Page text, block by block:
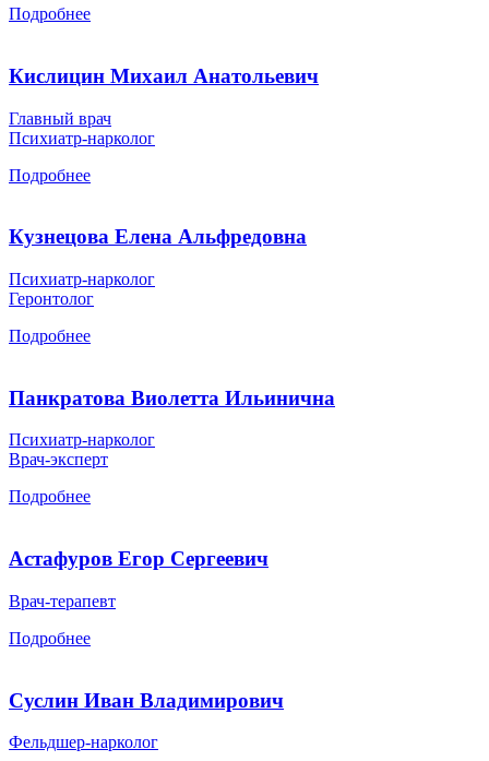
Подробнее
Кислицин Михаил Анатольевич
Главный врач
Психиатр-нарколог
Подробнее
Кузнецова Елена Альфредовна
Психиатр-нарколог
Геронтолог
Подробнее
Панкратова Виолетта Ильинична
Психиатр-нарколог
Врач-эксперт
Подробнее
Астафуров Егор Сергеевич
Врач-терапевт
Подробнее
Суслин Иван Владимирович
Фельдшер-нарколог